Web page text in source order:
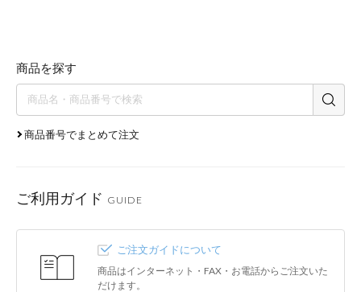
商品を探す
商品番号でまとめて注文
ご利用ガイド GUIDE
ご注文ガイドについて
商品はインターネット・FAX・お電話からご注文いた
だけます。